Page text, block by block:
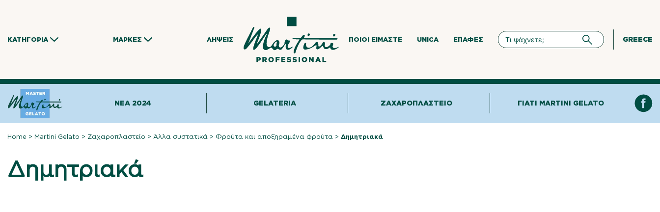
ΚΑΤΗΓΟΡΊΑ ΜΆΡΚΕΣ ΛΉΨΕΙΣ ΠΟΙΟΙ ΕΊΜΑΣΤΕ UNICA ΕΠΑΦΈΣ GREECE
NEA 2024 GELATERIA ΖΑΧΑΡΟΠΛΑΣΤΕΊΟ ΓΙΑΤΊ MARTINI GELATO
Home >Martini Gelato > Ζαχαροπλαστείο >Άλλα συστατικά > Φρούτα και αποξηραμένα φρούτα >Δημητριακά
Δημητριακά